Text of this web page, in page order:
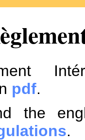
pdf.
the
.